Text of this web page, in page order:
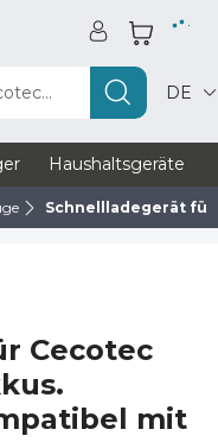
DE
Haushaltsgeräte
Schnellladegerät für
Cecotec
mit